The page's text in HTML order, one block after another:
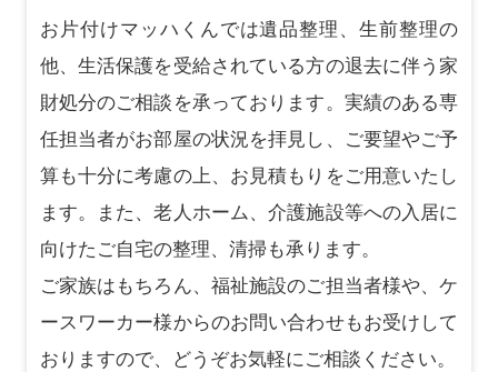
お片付けマッハくんでは遺品整理、生前整理の
他、生活保護を受給されている方の退去に伴う家
財処分のご相談を承っております。実績のある専
任担当者がお部屋の状況を拝見し、ご要望やご予
算も十分に考慮の上、お見積もりをご用意いたし
ます。また、老人ホーム、介護施設等への入居に
向けたご自宅の整理、清掃も承ります。
ご家族はもちろん、福祉施設のご担当者様や、ケ
ースワーカー様からのお問い合わせもお受けして
おりますので、どうぞお気軽にご相談ください。